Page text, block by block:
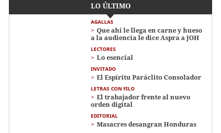
LO ÚLTIMO
AGALLAS
Que ahí le llega en carne y hueso
a la audiencia le dice Aspra a JOH
LECTORES
Lo esencial
INVITADO
El Espíritu Paráclito Consolador
LETRAS CON FILO
El trabajador frente al nuevo
orden digital
EDITORIAL
Masacres desangran Honduras